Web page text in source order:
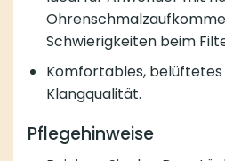
Schwierigkeiten beim
Komfortables,
Klangqualität.
Pflegehinweise